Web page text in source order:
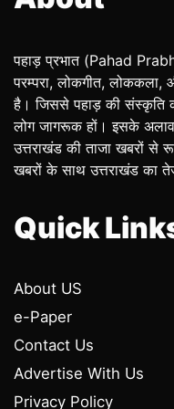
पहाड़ प्रभात (Pahad
परम्परा, लोकगीत, लोककला,
है। जिससे पहाड़ की संस्कृति
लोग जागरूक हों। इसके
उत्तराखंड की ताजा खबरों से
खबरों के साथ उत्तराखंड का
Quick
About US
e-Paper
Contact Us
Advertise With Us
Privacy Policy